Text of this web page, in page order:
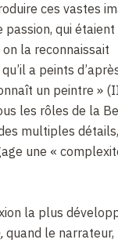
ces vastes
passion, qui étaient
la reconnaissait
a peints
un peintre »
les rôles de la
multiples détails,
une «
la plus
quand le narrateur,